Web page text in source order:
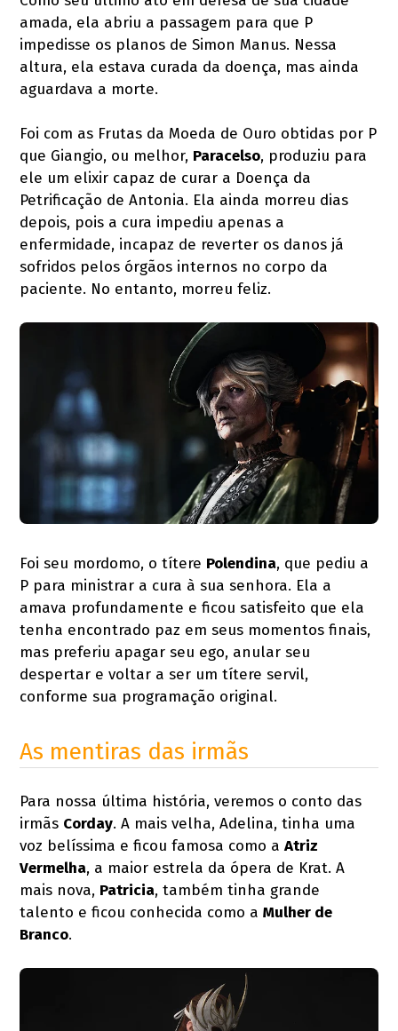
amada, ela abriu a passagem para que P
impedisse os planos de Simon Manus. Nessa
altura, ela estava curada da doença, mas ainda
aguardava a morte.
Foi com as Frutas da Moeda de Ouro obtidas por P
que Giangio, ou melhor, Paracelso, produziu para
ele um elixir capaz de curar a Doença da
Petrificação de Antonia. Ela ainda morreu dias
depois, pois a cura impediu apenas a
enfermidade, incapaz de reverter os danos já
sofridos pelos órgãos internos no corpo da
paciente. No entanto, morreu feliz.
Foi seu mordomo, o títere Polendina, que pediu a
P para ministrar a cura à sua senhora. Ela a
amava profundamente e ficou satisfeito que ela
tenha encontrado paz em seus momentos finais,
mas preferiu apagar seu ego, anular seu
despertar e voltar a ser um títere servil,
conforme sua programação original.
As mentiras das irmãs
Para nossa última história, veremos o conto das
irmãs Corday. A mais velha, Adelina, tinha uma
voz belíssima e ficou famosa como aAtriz
Vermelha, a maior estrela da ópera de Krat. A
mais nova, Patricia, também tinha grande
talento e ficou conhecida como aMulher de
Branco.